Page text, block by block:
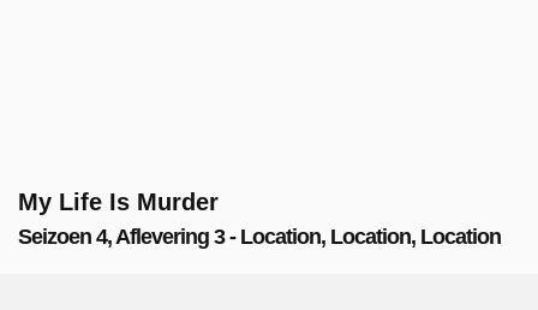
My Life Is Murder
Seizoen 4, Aflevering 3 - Location, Location, Location